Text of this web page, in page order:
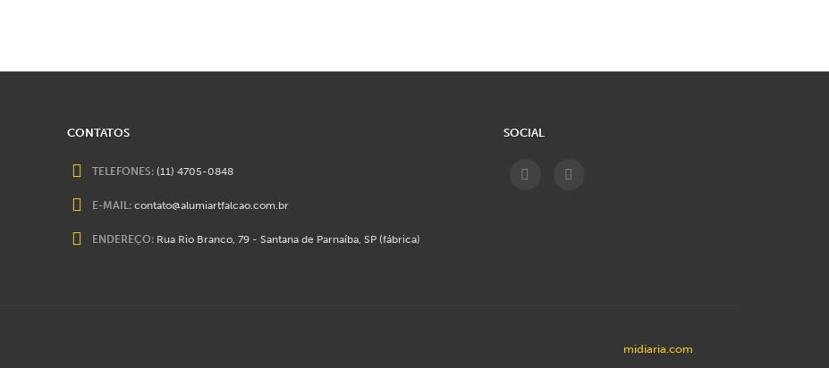
CONTATOS
TELEFONES: (11) 4705-0848
E-MAIL: contato@alumiartfalcao.com.br
ENDEREÇO: Rua Rio Branco, 79 - Santana de Parnaíba, SP (fábrica)
SOCIAL
midiaria.com